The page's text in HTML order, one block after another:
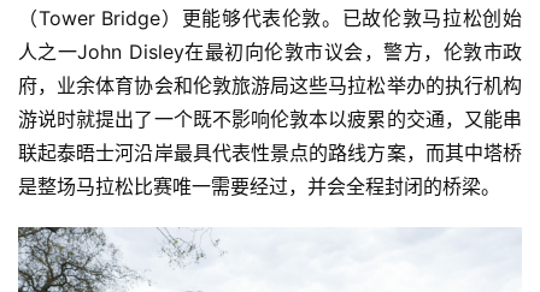
（Tower Bridge）更能够代表伦敦。已故伦敦马拉松创始
人之一John Disley在最初向伦敦市议会，警方，伦敦市政
府，业余体育协会和伦敦旅游局这些马拉松举办的执行机构
游说时就提出了一个既不影响伦敦本以疲累的交通，又能串
联起泰晤士河沿岸最具代表性景点的路线方案，而其中塔桥
是整场马拉松比赛唯一需要经过，并会全程封闭的桥梁。